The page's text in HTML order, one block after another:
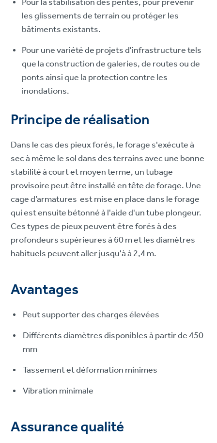
les glissements de terrain ou protéger les
bâtiments existants.
Pour une variété de projets d'infrastructure tels
que la construction de galeries, de routes ou de
ponts ainsi que la protection contre les
inondations.
Principe de réalisation
Dans le cas des pieux forés, le forage s'exécute à
sec à même le sol dans des terrains avec une bonne
stabilité à court et moyen terme, un tubage
provisoire peut être installé en tête de forage. Une
cage d’armatures est mise en place dans le forage
qui est ensuite bétonné à l'aide d'un tube plongeur.
Ces types de pieux peuvent être forés à des
profondeurs supérieures à 60 m et les diamètres
habituels peuvent aller jusqu'à à 2,4 m.
Avantages
Peut supporter des charges élevées
Différents diamètres disponibles à partir de 450
mm
Tassement et déformation minimes
Vibration minimale
Assurance qualité